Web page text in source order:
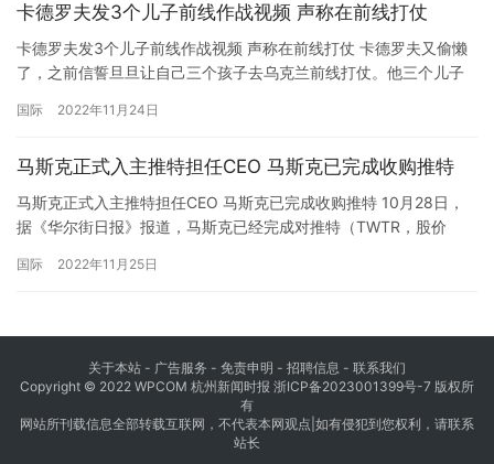
卡德罗夫发3个儿子前线作战视频 声称在前线打仗
卡德罗夫发3个儿子前线作战视频 声称在前线打仗 卡德罗夫又偷懒
了，之前信誓旦旦让自己三个孩子去乌克兰前线打仗。他三个儿子
了，不过是去了马里乌波尔。 在卡德罗夫发布的最新宣传视频中，
线是马里乌波尔，离真正的前线有数百公里远。不知道卡德罗…
国际 2022年11月24日
马斯克正式入主推特担任CEO 马斯克已完成收购推特
马斯克正式入主推特担任CEO 马斯克已完成收购推特 10月28日，
据《华尔街日报》报道，马斯克已经完成对推特（TWTR，股价
Agrawal和首席财务官Ned Segal被开除。 另据美国消费者新闻与
国际 2022年11月25日
关于本站 - 广告服务 - 免责申明 - 招聘信息 - 联系我们
Copyright © 2022 WPCOM 杭州新闻时报 浙ICP备2023001399号-7 版权所
有
网站所刊载信息全部转载互联网，不代表本网观点|如有侵犯到您权利，请联系
站长